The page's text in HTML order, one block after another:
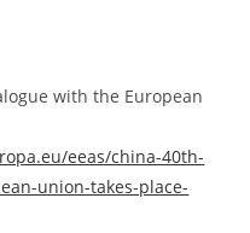
with the European
eeas/china-40th-
union-takes-place-